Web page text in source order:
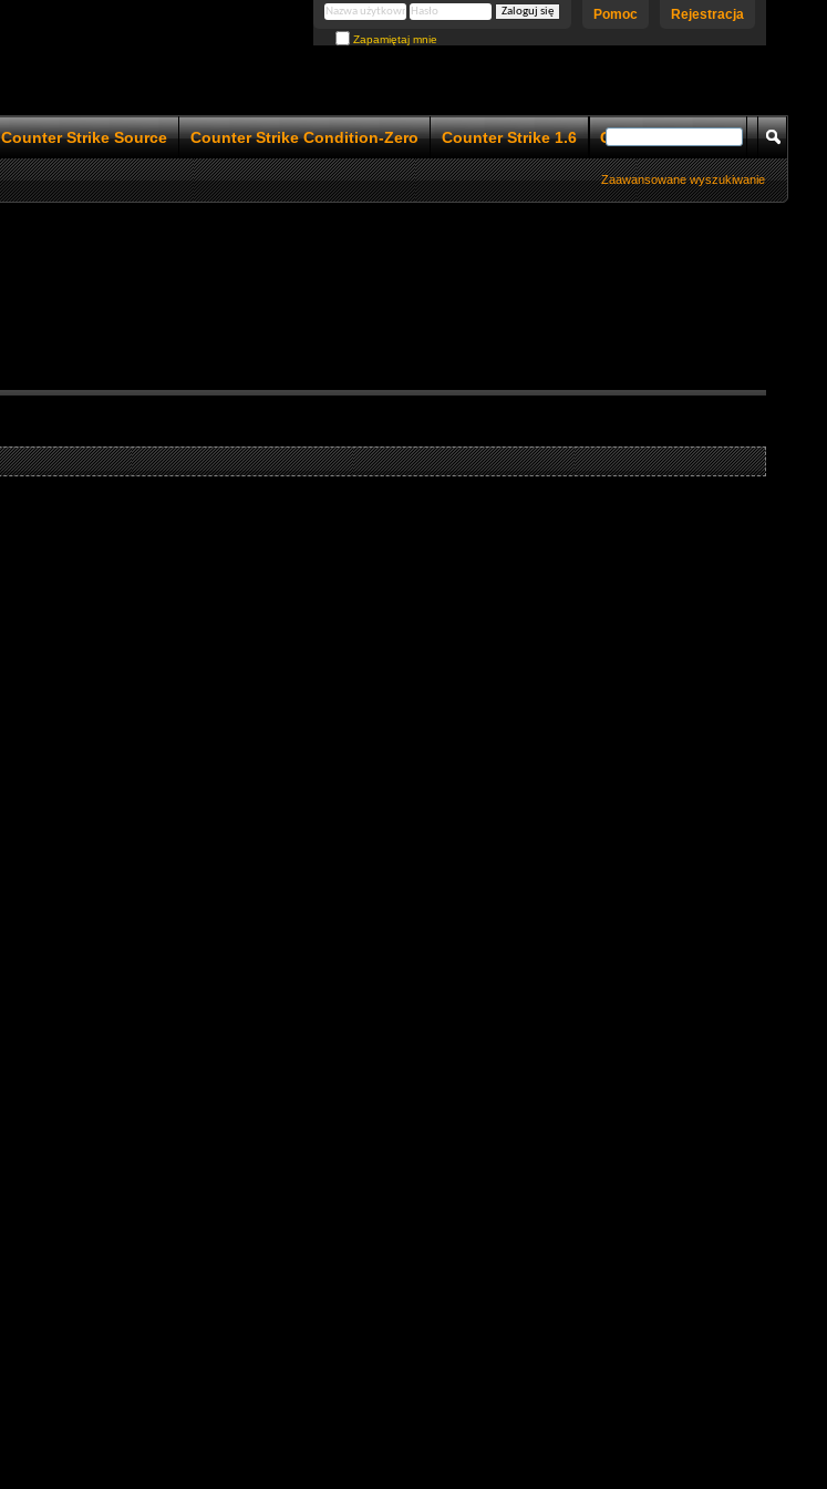
Rejestracja
Pomoc
Zapamiętaj mnie
Counter Strike Source Counter Strike Condition-Zero Counter Strike 1.6 Counter Strike 1.5
Zaawansowane wyszukiwanie